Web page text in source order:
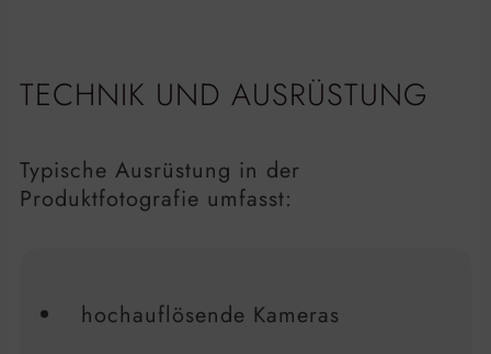
TECHNIK UND AUSRÜSTUNG
Typische Ausrüstung in der
Produktfotografie umfasst:
hochauflösende Kameras